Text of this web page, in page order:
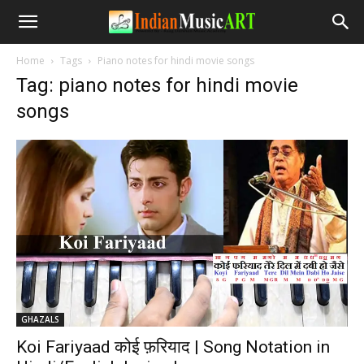
Home Tags Piano notes for hindi movie songs
Tag: piano notes for hindi movie
songs
GHAZALS
Koi Fariyaad कोई फ़रियाद | Song Notation in